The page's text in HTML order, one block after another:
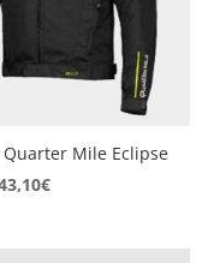
Mile Eclipse
€El